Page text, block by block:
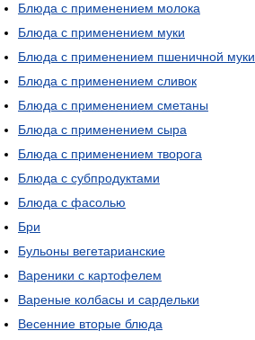
Блюда с применением молока
Блюда с применением муки
Блюда с применением пшеничной муки
Блюда с применением сливок
Блюда с применением сметаны
Блюда с применением сыра
Блюда с применением творога
Блюда с субпродуктами
Блюда с фасолью
Бри
Бульоны вегетарианские
Вареники с картофелем
Вареные колбасы и сардельки
Весенние вторые блюда